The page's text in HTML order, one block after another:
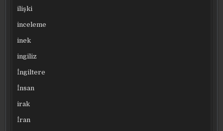
ilişki
inceleme
inek
ingiliz
İngiltere
İnsan
irak
İran